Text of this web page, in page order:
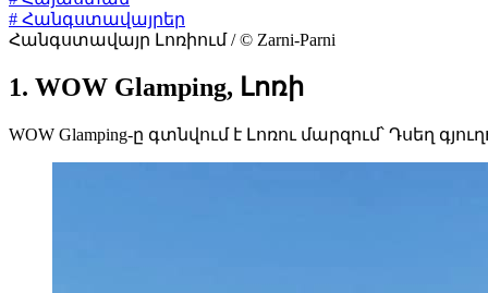
# Հանգստավայրեր
Հանգստավայր Լոռիում / © Zarni-Parni
1. WOW Glamping, Լոռի
WOW Glamping-ը գտնվում է Լոռու մարզում՝ Դսեղ